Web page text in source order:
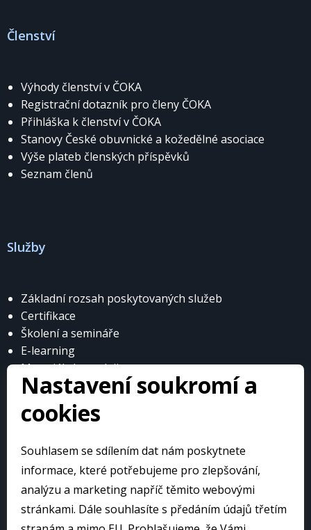
Členství
Výhody členství v ČOKA
Registrační dotazník pro členy ČOKA
Přihláška k členství v ČOKA
Stanovy České obuvnické a kožedělné asociace
Výše plateb členských příspěvků
Seznam členů
Služby
Základní rozsah poskytovaných služeb
Certifikace
Školení a semináře
E-learning
Materiály k prodeji
© Česká obuvnická a kožedělná asociace
Web přivedlo k životu:
Nastavení soukromí a
cookies
Souhlasem se sdílením dat nám poskytnete
informace, které potřebujeme pro zlepšování,
analýzu a marketing napříč těmito webovými
stránkami. Dále souhlasíte s předáním údajů třetím